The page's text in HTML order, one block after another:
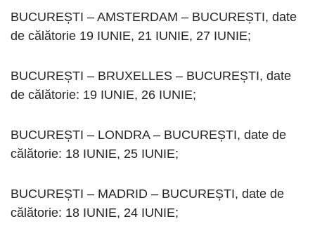
BUCUREȘTI – AMSTERDAM – BUCUREȘTI, date
de călătorie 19 IUNIE, 21 IUNIE, 27 IUNIE;
BUCUREȘTI – BRUXELLES – BUCUREȘTI, date
de călătorie: 19 IUNIE, 26 IUNIE;
BUCUREȘTI – LONDRA – BUCUREȘTI, date de
călătorie: 18 IUNIE, 25 IUNIE;
BUCUREȘTI – MADRID – BUCUREȘTI, date de
călătorie: 18 IUNIE, 24 IUNIE;